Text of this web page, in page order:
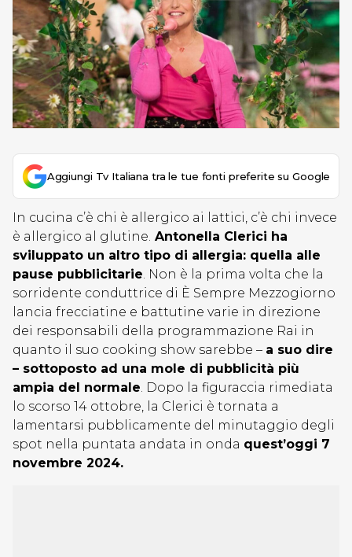
Aggiungi Tv Italiana tra le tue fonti preferite su Google
In cucina c’è chi è allergico ai lattici, c’è chi invece
è allergico al glutine. Antonella Clerici ha
sviluppato un altro tipo di allergia: quella alle
pause pubblicitarie. Non è la prima volta che la
sorridente conduttrice di È Sempre Mezzogiorno
lancia frecciatine e battutine varie in direzione
dei responsabili della programmazione Rai in
quanto il suo cooking show sarebbe – a suo dire
– sottoposto ad una mole di pubblicità più
ampia del normale. Dopo la figuraccia rimediata
lo scorso 14 ottobre, la Clerici è tornata a
lamentarsi pubblicamente del minutaggio degli
spot nella puntata andata in onda quest’oggi 7
novembre 2024.